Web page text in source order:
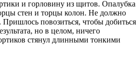
и горловину из щитов. Опалубка
стен и торцы колон. Не должно
повозиться, чтобы добиться
но в целом, ничего
стянул длинными тонкими